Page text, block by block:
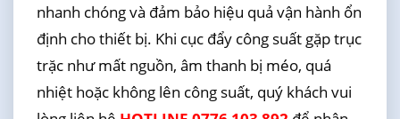
nhanh chóng và đảm bảo hiệu quả vận hành ổn
định cho thiết bị. Khi cục đẩy công suất gặp trục
trặc như mất nguồn, âm thanh bị méo, quá
nhiệt hoặc không lên công suất, quý khách vui